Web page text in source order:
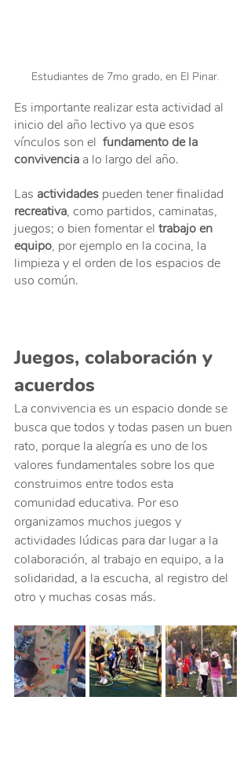
Estudiantes de 7mo grado, en El Pinar.
Es importante realizar esta actividad al
inicio del año lectivo ya que esos
vínculos son el fundamento de la
convivencia a lo largo del año.
Las actividades pueden tener finalidad
recreativa, como partidos, caminatas,
juegos; o bien fomentar el trabajo en
equipo, por ejemplo en la cocina, la
limpieza y el orden de los espacios de
uso común.
Juegos, colaboración y
acuerdos
La convivencia es un espacio donde se
busca que todos y todas pasen un buen
rato, porque la alegría es uno de los
valores fundamentales sobre los que
construimos entre todos esta
comunidad educativa. Por eso
organizamos muchos juegos y
actividades lúdicas para dar lugar a la
colaboración, al trabajo en equipo, a la
solidaridad, a la escucha, al registro del
otro y muchas cosas más.